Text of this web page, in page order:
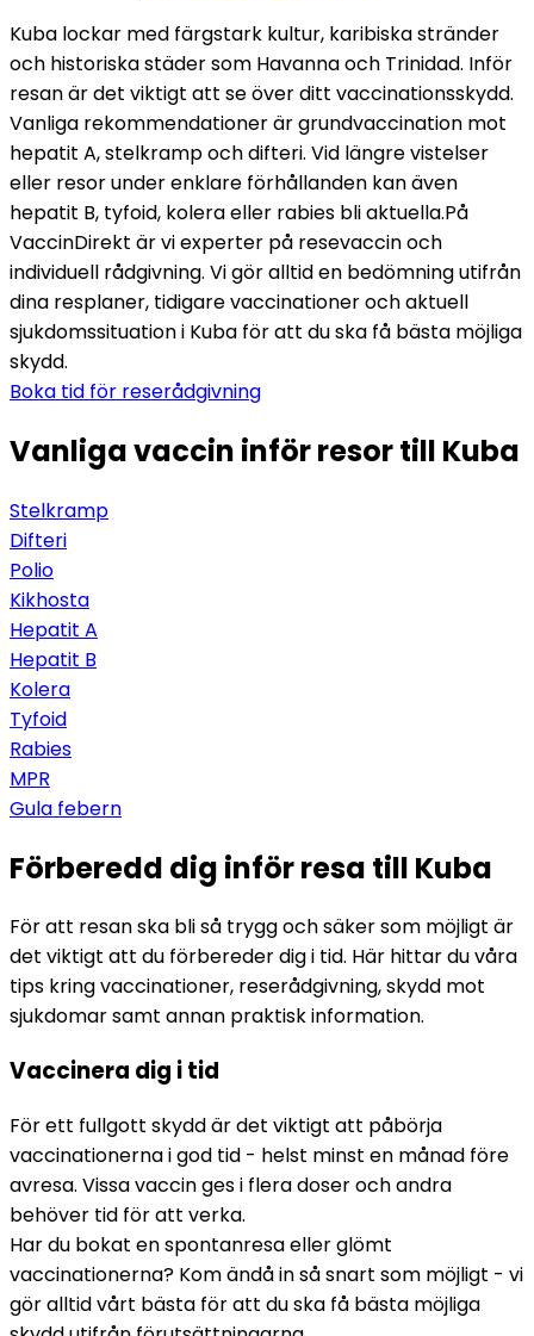
Kuba lockar med färgstark kultur, karibiska stränder
och historiska städer som Havanna och Trinidad. Inför
resan är det viktigt att se över ditt vaccinationsskydd.
Vanliga rekommendationer är grundvaccination mot
hepatit A, stelkramp och difteri. Vid längre vistelser
eller resor under enklare förhållanden kan även
hepatit B, tyfoid, kolera eller rabies bli aktuella.På
VaccinDirekt är vi experter på resevaccin och
individuell rådgivning. Vi gör alltid en bedömning utifrån
dina resplaner, tidigare vaccinationer och aktuell
sjukdomssituation i Kuba för att du ska få bästa möjliga
skydd.
Boka tid för reserådgivning
Vanliga vaccin inför resor till Kuba
Stelkramp
Difteri
Polio
Kikhosta
Hepatit A
Hepatit B
Kolera
Tyfoid
Rabies
MPR
Gula febern
Förberedd dig inför resa till Kuba
För att resan ska bli så trygg och säker som möjligt är
det viktigt att du förbereder dig i tid. Här hittar du våra
tips kring vaccinationer, reserådgivning, skydd mot
sjukdomar samt annan praktisk information.
Vaccinera dig i tid
För ett fullgott skydd är det viktigt att påbörja
vaccinationerna i god tid - helst minst en månad före
avresa. Vissa vaccin ges i flera doser och andra
behöver tid för att verka.
Har du bokat en spontanresa eller glömt
vaccinationerna? Kom ändå in så snart som möjligt - vi
gör alltid vårt bästa för att du ska få bästa möjliga